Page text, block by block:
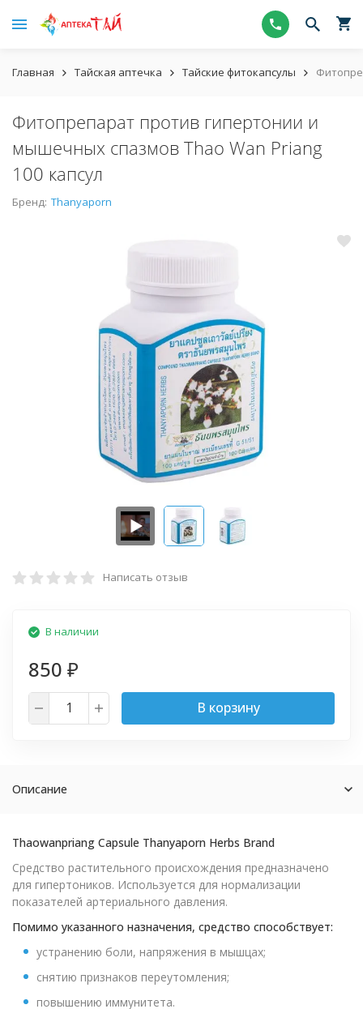
Главная Тайская аптечка Тайские фитокапсулы
Фитопрепарат против гипертонии и
мышечных спазмов Thao Wan Priang
100 капсул
Бренд: Thanyaporn
Написать отзыв
В наличии
850 ₽
В корзину
Описание
Thaowanpriang Capsule Thanyaporn Herbs Brand
Средство растительного происхождения предназначено
для гипертоников. Используется для нормализации
показателей артериального давления.
Помимо указанного назначения, средство способствует:
устранению боли, напряжения в мышцах;
снятию признаков переутомления;
повышению иммунитета.